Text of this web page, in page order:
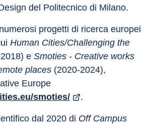
del Politecnico di Milano.
progetti di ricerca europei
Human Cities/Challenging the
e Smoties - Creative works
places (2020-2024),
Europe
smoties/
.
dal 2020 di Off Campus